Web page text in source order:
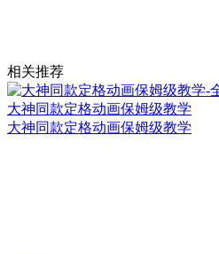
相关推荐
大神同款定格动画保姆级教学
大神同款定格动画保姆级教学